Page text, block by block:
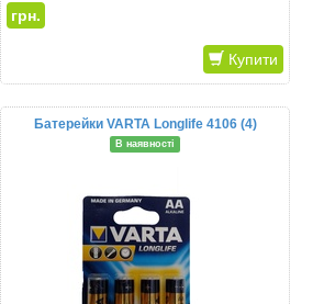
грн.
Купити
Батерейки VARTA Longlife 4106 (4)
В наявності